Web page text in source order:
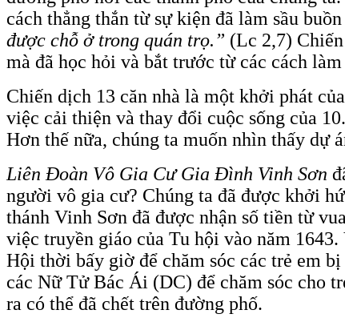
cách thẳng thắn từ sự kiện đã làm sầu
được chỗ ở trong quán trọ.” (Lc 2,7)
mà đã học hỏi và bắt trước từ các cách
Chiến dịch 13 căn nhà là một khởi phát của
việc cải thiện và thay đổi cuộc sống của
Hơn thế nữa, chúng ta muốn nhìn thấy dự
Liên Đoàn Vô Gia Cư Gia Đình Vinh Sơn
người vô gia cư? Chúng ta đã được khởi
thánh Vinh Sơn đã được nhận số tiền từ
việc truyền giáo của Tu hội vào năm
Hội thời bấy giờ để chăm sóc các trẻ em
các Nữ Tử Bác Ái (DC) để chăm sóc cho
ra có thể đã chết trên đường phố.